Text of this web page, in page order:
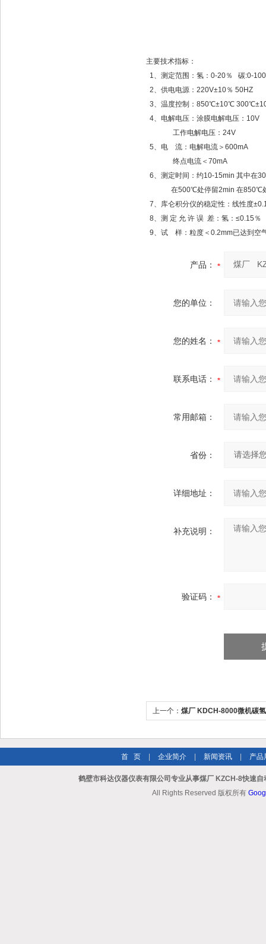
主要技术指标：
1、测定范围：氢：0-20％ 碳:0-
2、供电电源：220V±10％ 50HZ
3、温度控制：850℃±10℃
4、电解电压：涂膜电解电压：10V
工作电解电压：24V
5、电 流：电解电流＞600mA
终点电流＜70mA
6、测定时间：约10-15min 其中在
在500℃处停留2min 在850℃处
7、库仑积分仪的稳定性：线性度
8、测 定 允 许 误 差：氢：≤0.15％
9、试 样：粒度＜0.2mm已达到空
产品：
您的单位：
您的姓名：
联系电话：
常用邮箱：
省份：
详细地址：
补充说明：
验证码：
上一个： 煤厂 KDCH-8000微机碳
首 页 企业简介 新闻资讯 产品
鹤壁市科达仪器仪表有限公司专业从事煤厂 KZCH-8快速
All Rights Reserved 版权所有